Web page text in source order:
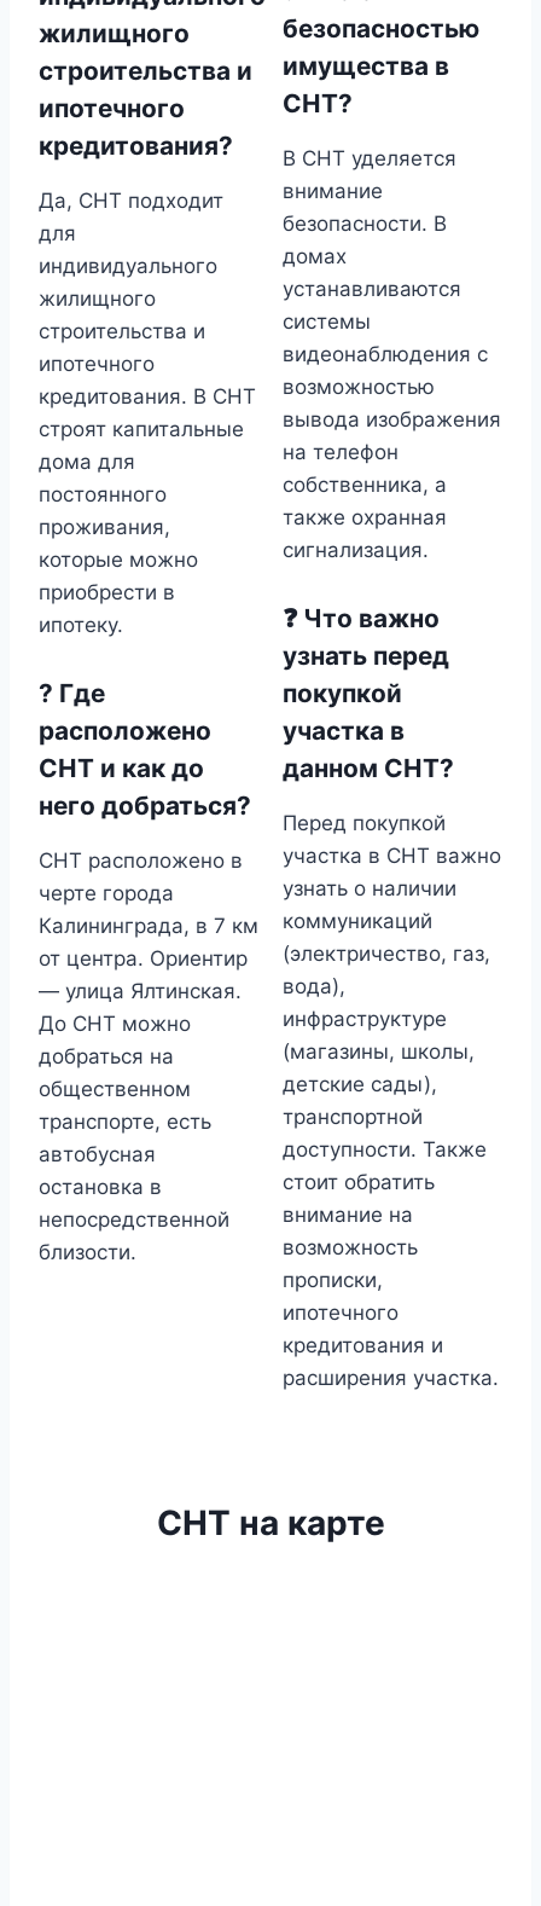
жилищного
строительства и
ипотечного
кредитования?
Да, СНТ подходит
для
индивидуального
жилищного
строительства и
ипотечного
кредитования. В СНТ
строят капитальные
дома для
постоянного
проживания,
которые можно
приобрести в
ипотеку.
? Где
расположено
СНТ и как до
него добраться?
СНТ расположено в
черте города
Калининграда, в 7 км
от центра. Ориентир
— улица Ялтинская.
До СНТ можно
добраться на
общественном
транспорте, есть
автобусная
остановка в
непосредственной
близости.
безопасностью
имущества в
СНТ?
В СНТ уделяется
внимание
безопасности. В
домах
устанавливаются
системы
видеонаблюдения с
возможностью
вывода изображения
на телефон
собственника, а
также охранная
сигнализация.
❓ Что важно
узнать перед
покупкой
участка в
данном СНТ?
Перед покупкой
участка в СНТ важно
узнать о наличии
коммуникаций
(электричество, газ,
вода),
инфраструктуре
(магазины, школы,
детские сады),
транспортной
доступности. Также
стоит обратить
внимание на
возможность
прописки,
ипотечного
кредитования и
расширения участка.
СНТ на карте